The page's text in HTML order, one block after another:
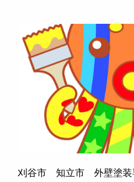
刈谷市 知立市 外壁塗装